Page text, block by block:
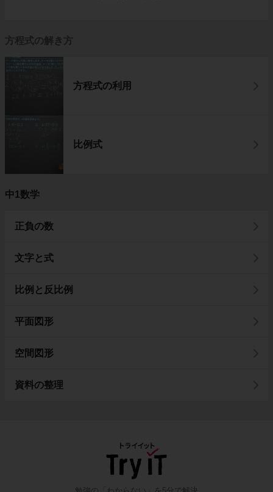
方程式の解き方
方程式の利用
比例式
中1数学
正負の数
文字と式
比例と反比例
平面図形
空間図形
資料の整理